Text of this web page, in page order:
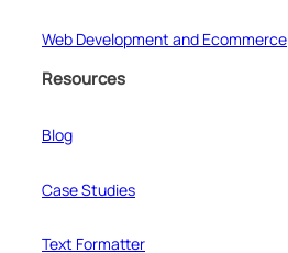
Web Development and Ecommerce
Resources
Blog
Case Studies
Text Formatter